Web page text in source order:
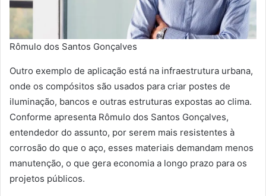
Rômulo dos Santos Gonçalves
Outro exemplo de aplicação está na infraestrutura urbana,
onde os compósitos são usados para criar postes de
iluminação, bancos e outras estruturas expostas ao clima.
Conforme apresenta Rômulo dos Santos Gonçalves,
entendedor do assunto, por serem mais resistentes à
corrosão do que o aço, esses materiais demandam menos
manutenção, o que gera economia a longo prazo para os
projetos públicos.